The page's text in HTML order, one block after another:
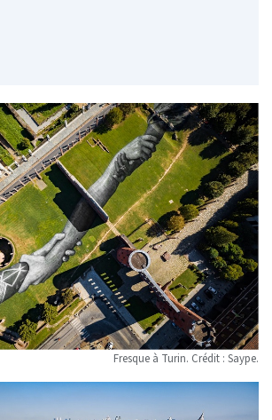
Fresque à Turin. Crédit : Saype.